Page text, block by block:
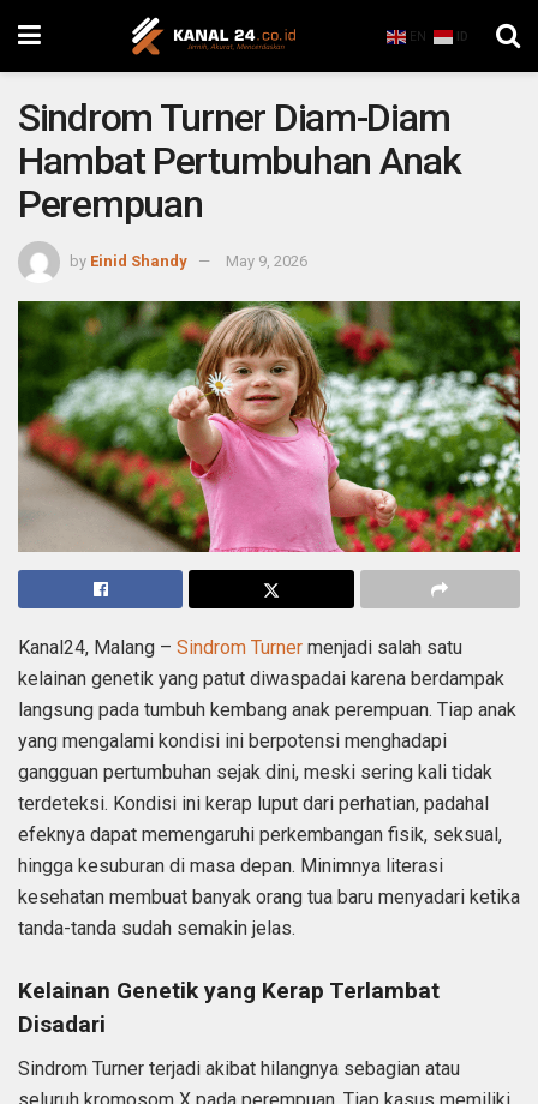
EN ID
Sindrom Turner Diam-Diam
Hambat Pertumbuhan Anak
Perempuan
by Einid Shandy May 9, 2026
Kanal24, Malang – Sindrom Turner menjadi salah satu
kelainan genetik yang patut diwaspadai karena berdampak
langsung pada tumbuh kembang anak perempuan. Tiap anak
yang mengalami kondisi ini berpotensi menghadapi
gangguan pertumbuhan sejak dini, meski sering kali tidak
terdeteksi. Kondisi ini kerap luput dari perhatian, padahal
efeknya dapat memengaruhi perkembangan fisik, seksual,
hingga kesuburan di masa depan. Minimnya literasi
kesehatan membuat banyak orang tua baru menyadari ketika
tanda-tanda sudah semakin jelas.
Kelainan Genetik yang Kerap Terlambat
Disadari
Sindrom Turner terjadi akibat hilangnya sebagian atau